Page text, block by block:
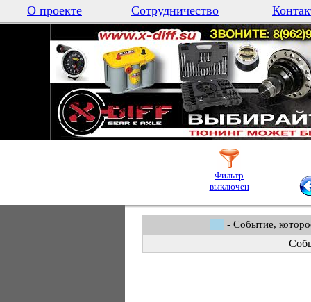
О проекте Сотрудничество
Фильтр
выключен
- Событие,